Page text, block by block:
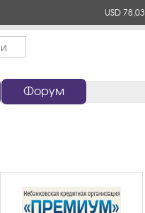
USD 78,03
Форум